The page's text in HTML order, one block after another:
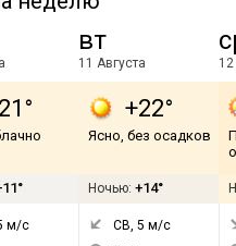
м/с
вт
11 Августа
+22°
Ясно, без осадков
Ночью: +14°
СВ, 5 м/с
12